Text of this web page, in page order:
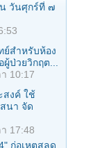
วันศุกร์ที่ ๗
ย์สำหรับห้อง
ป่วยวิกฤต...
10:17
สงค์ ใช้
นา จัด
17:48
ก่อเหตุสลด